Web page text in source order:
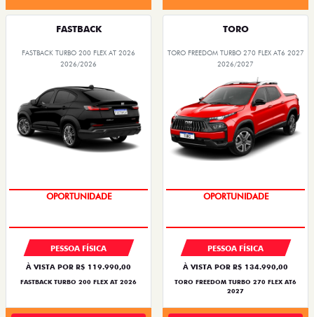
FASTBACK
FASTBACK TURBO 200 FLEX AT 2026
2026/2026
OPORTUNIDADE
PESSOA FÍSICA
À VISTA POR R$ 119.990,00
FASTBACK TURBO 200 FLEX AT 2026
TORO
TORO FREEDOM TURBO 270 FLEX AT6 2027
2026/2027
SUPERVALORIZAÇÃO DO USADO
PESSOA FÍSICA
À VISTA POR R$ 134.990,00
TORO FREEDOM TURBO 270 FLEX AT6
2027